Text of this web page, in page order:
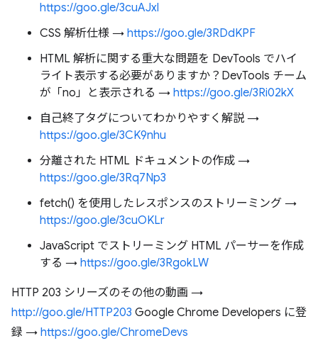
https://goo.gle/3cuAJxl
CSS 解析仕様 → https://goo.gle/3RDdKPF
HTML 解析に関する重大な問題を DevTools でハイ
ライト表示する必要がありますか？DevTools チーム
が「no」と表示される → https://goo.gle/3Ri02kX
自己終了タグについてわかりやすく解説 →
https://goo.gle/3CK9nhu
分離された HTML ドキュメントの作成 →
https://goo.gle/3Rq7Np3
fetch() を使用したレスポンスのストリーミング →
https://goo.gle/3cuOKLr
JavaScript でストリーミング HTML パーサーを作成
する → https://goo.gle/3RgokLW
HTTP 203 シリーズのその他の動画 →
http://goo.gle/HTTP203 Google Chrome Developers に登
録 → https://goo.gle/ChromeDevs